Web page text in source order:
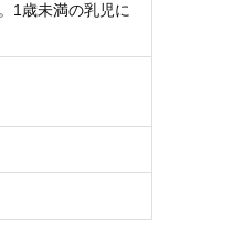
1歳未満の乳児に